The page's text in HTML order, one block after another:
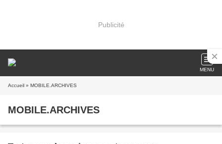
Publicité
MENU
Accueil » MOBILE.ARCHIVES
MOBILE.ARCHIVES